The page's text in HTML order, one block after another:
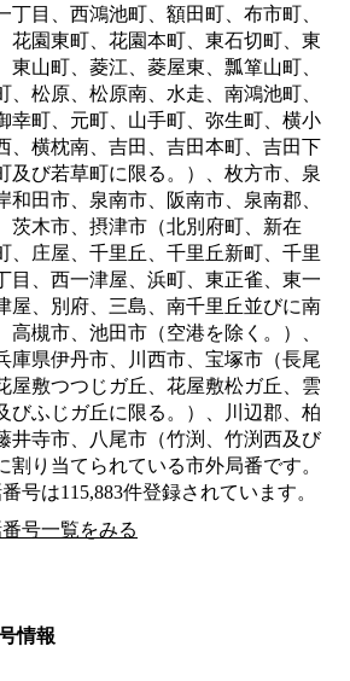
丁目、西鴻池町、額田町、布市町、
花園東町、花園本町、東石切町、東
東山町、菱江、菱屋東、瓢箪山町、
、松原、松原南、水走、南鴻池町、
幸町、元町、山手町、弥生町、横小
、横枕南、吉田、吉田本町、吉田下
及び若草町に限る。）、枚方市、泉
和田市、泉南市、阪南市、泉南郡、
茨木市、摂津市（北別府町、新在
、庄屋、千里丘、千里丘新町、千里
目、西一津屋、浜町、東正雀、東一
屋、別府、三島、南千里丘並びに南
高槻市、池田市（空港を除く。）、
庫県伊丹市、川西市、宝塚市（長尾
屋敷つつじガ丘、花屋敷松ガ丘、雲
びふじガ丘に限る。）、川辺郡、柏
井寺市、八尾市（竹渕、竹渕西及び
割り当てられている市外局番です。
号は115,883件登録されています。
号一覧をみる
情報